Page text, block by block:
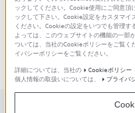
アップデートを行
プが点灯していても
灯していないため、
ない。(SRS-HG1)
ックしてください。Cookie使用にご同意
ックして下さい。Cookie設定をカスタマ
ください。Cookieの設定をいつでも管理
よっては、このウェブサイトの機能の一部
ついては、当社のCookieポリシーをご覧く
イバシーポリシーをご覧ください。
詳細については、当社の
Cookieポリシー
個人情報の取扱いについては、
プライバ